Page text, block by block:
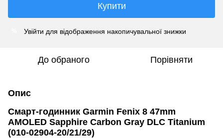
Купити
Увійти для відображення накопичувальної знижки
До обраного Порівняти
Опис
Смарт-годинник Garmin Fenix 8 47mm
AMOLED Sapphire Carbon Gray DLC Titanium
(010-02904-20/21/29)